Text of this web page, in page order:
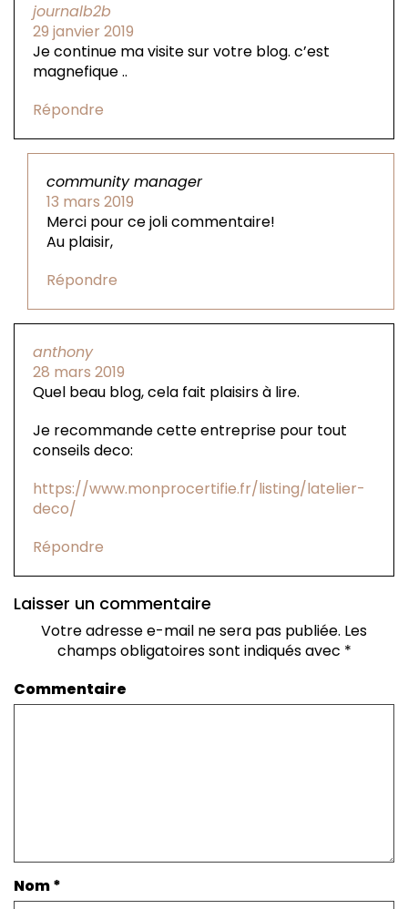
journalb2b
29 janvier 2019
Je continue ma visite sur votre blog. c’est
magnefique ..
Répondre
community manager
13 mars 2019
Merci pour ce joli commentaire!
Au plaisir,
Répondre
anthony
28 mars 2019
Quel beau blog, cela fait plaisirs à lire.
Je recommande cette entreprise pour tout
conseils deco:
https://www.monprocertifie.fr/listing/latelier-
deco/
Répondre
Laisser un commentaire
Votre adresse e-mail ne sera pas publiée. Les
champs obligatoires sont indiqués avec *
Commentaire
Nom*